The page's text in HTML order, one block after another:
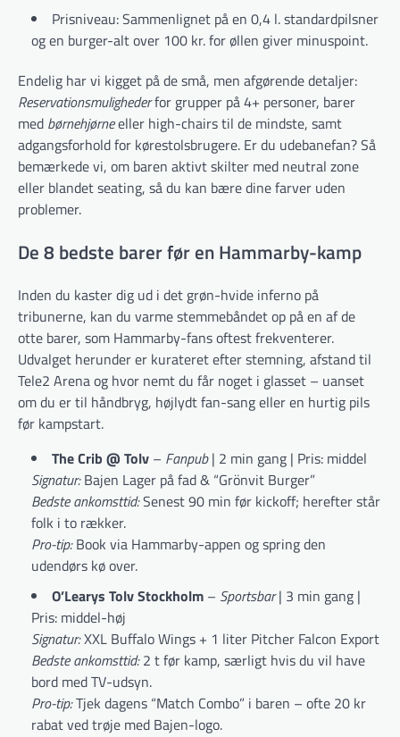
Prisniveau: Sammenlignet på en 0,4 l. standard­pilsner
og en burger-alt over 100 kr. for øllen giver minuspoint.
Endelig har vi kigget på de små, men afgørende detaljer:
Reservationsmulighederfor grupper på 4+ personer, barer
med børnehjørneeller high-chairs til de mindste, samt
adgangsforhold for kørestolsbrugere. Er du udebanefan? Så
bemærkede vi, om baren aktivt skilter med neutral zone
eller blandet seating, så du kan bære dine farver uden
problemer.
De 8 bedste barer før en Hammarby-kamp
Inden du kaster dig ud i det grøn-hvide inferno på
tribunerne, kan du varme stemmebåndet op på en af de
otte barer, som Hammarby-fans oftest frekventerer.
Udvalget herunder er kurateret efter stemning, afstand til
Tele2 Arena og hvor nemt du får noget i glasset – uanset
om du er til håndbryg, højlydt fan-sang eller en hurtig pils
før kampstart.
The Crib @ Tolv – Fanpub| 2 min gang | Pris: middel
Signatur:Bajen Lager på fad & “Grönvit Burger”
Bedste ankomsttid:Senest 90 min før kickoff; herefter står
folk i to rækker.
Pro-tip:Book via Hammarby-appen og spring den
udendørs kø over.
O’Learys Tolv Stockholm – Sportsbar| 3 min gang |
Pris: middel-høj
Signatur:XXL Buffalo Wings + 1 liter Pitcher Falcon Export
Bedste ankomsttid:2 t før kamp, særligt hvis du vil have
bord med TV-udsyn.
Pro-tip:Tjek dagens “Match Combo” i baren – ofte 20 kr
rabat ved trøje med Bajen-logo.